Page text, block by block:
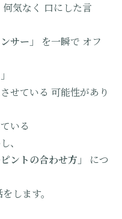
何気なく 口にした言
サー」 を一瞬で オフ
せている 可能性があり
いる
、
ピントの合わせ方」
につ
します。